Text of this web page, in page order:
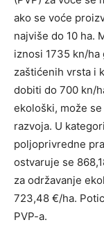
ako se voće
najviše do 10 ha.
iznosi 1735 kn/
zaštićenih vrsta i
dobiti do 700 kn/
ekološki, može
razvoja. U
poljoprivredne
ostvaruje se
za održavanje
723,48 €/ha.
PVP-a.